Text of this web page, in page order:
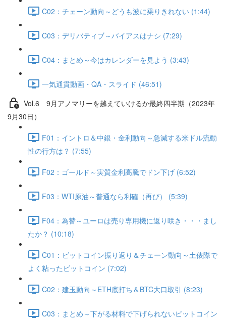
C02：チェーン動向～どうも波に乗りきれない (1:44)
C03：デリバティブ～バイアスはナシ (7:29)
C04：まとめ～今はカレンダーを見よう (3:43)
一気通貫動画・QA・スライド (46:51)
Vol.6 9⽉アノマリーを越えていけるか最終四半期（2023年
9月30日）
F01：イントロ＆中銀・金利動向～急減する米ドル流動
性の行方は？ (7:55)
F02：ゴールド～実質金利高騰でドン下げ (6:52)
F03：WTI原油～普通なら利確（再び） (5:39)
F04：為替～ユーロは売り専用機に返り咲き・・・まし
たか？ (10:18)
C01：ビットコイン振り返り＆チェーン動向～土俵際で
よく粘ったビットコイン (7:02)
C02：建玉動向～ETH底打ち＆BTC大口取引 (8:23)
C03：まとめ～下がる材料で下げられないビットコイン